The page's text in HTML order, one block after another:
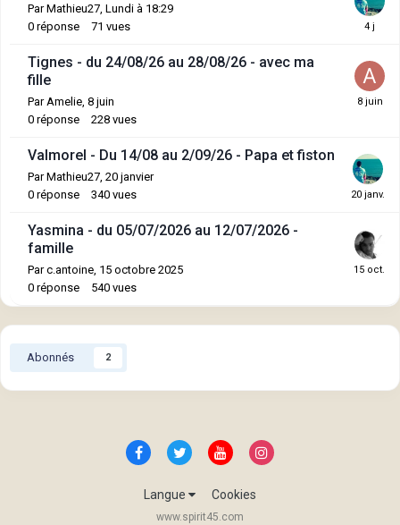
ParMathieu27 Lundi à 18:29
0 réponse 71 vues
Tignes - du 24/08/26 au 28/08/26 - avec ma
fille
Par Amelie 8 juin
0 réponse 228 vues
Valmorel - Du 14/08 au 2/09/26 - Papa et fiston
ParMathieu27 20 janvier
0 réponse 340 vues
Yasmina - du 05/07/2026 au 12/07/2026 -
famille
Parc.antoine 15 octobre 2025
0 réponse 540 vues
Abonnés 2
Langue Cookies
www.spirit45.com